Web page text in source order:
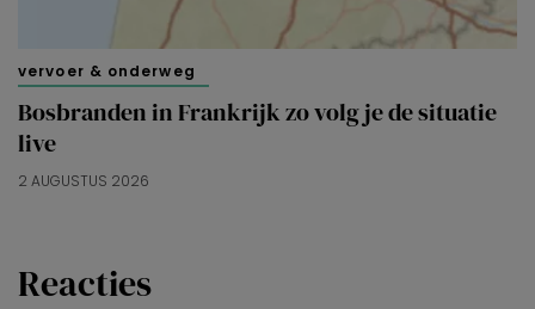
vervoer & onderweg
Bosbranden in Frankrijk zo volg je de situatie
live
2 AUGUSTUS 2026
Reacties